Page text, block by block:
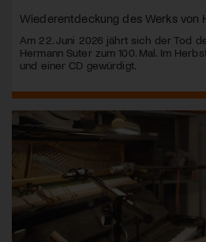
Wiederentdeckung des Werks von
Am 22. Juni 2026 jährt sich der Tod
Hermann Suter zum 100. Mal. Im
und einer CD gewürdigt.